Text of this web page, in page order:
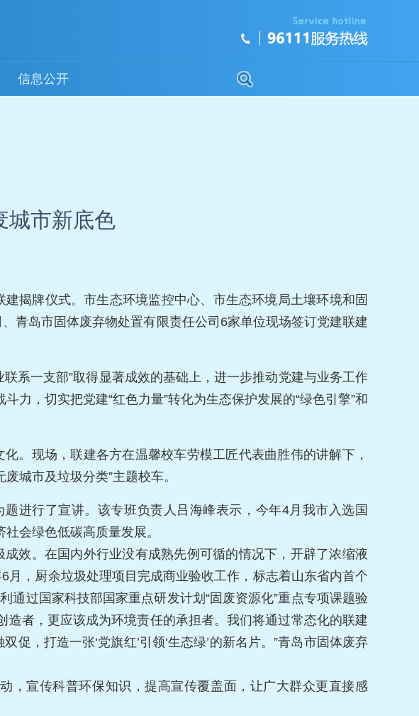
信息公开
城市新底色
揭牌仪式。市生态环境监控中心、市生态环境局土壤环境和固
青岛市固体废弃物处置有限责任公司6家单位现场签订党建联建
系一支部”取得显著成效的基础上，进一步推动党建与业务工作
力，切实把党建“红色力量”转化为生态保护发展的“绿色引擎”和
。现场，联建各方在温馨校车劳模工匠代表曲胜伟的讲解下，
城市及垃圾分类”主题校车。
进行了宣讲。该专班负责人吕海峰表示，今年4月我市入选国
会绿色低碳高质量发展。
效。在国内外行业没有成熟先例可循的情况下，开辟了浓缩液
月，厨余垃圾处理项目完成商业验收工作，标志着山东省内首个
过国家科技部国家重点研发计划“固废资源化”重点专项课题验
者，更应该成为环境责任的承担者。我们将通过常态化的联建
，打造一张‘党旗红’引领‘生态绿’的新名片。”青岛市固体废弃
，宣传科普环保知识，提高宣传覆盖面，让广大群众更直接感